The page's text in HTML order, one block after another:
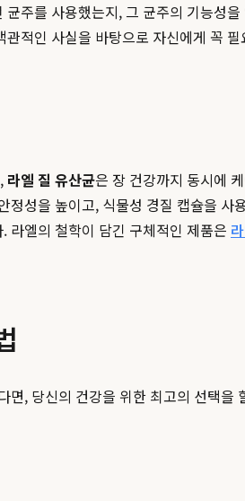
주를 사용했는지, 그 균주의 기능성
적인 사실을 바탕으로 자신에게 꼭
라엘 질 유산균은 장 건강까지 동시에
성을 높이고, 식물성 경질 캡슐을
라엘의 철학이 담긴 구체적인 제품은
, 당신의 건강을 위한 최고의 선택